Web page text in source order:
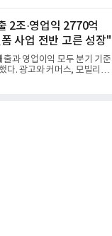
김범수, 양종
무기를 새롭게 활용하는 방
성품 국산화를 통해 수출상
력했다. 이러한 LIG넥스원의
된 무기체계가 바로 휴대용
이다.신궁은 이미 2009년 수
처 개발을 완료함으로써 기
성을 선보인 바 있었다. 이번
2조·영업익 2770억
사업 전반 고른 성장"
과 영업이익 모두 분기 기준
다. 광고와 커머스, 모빌리